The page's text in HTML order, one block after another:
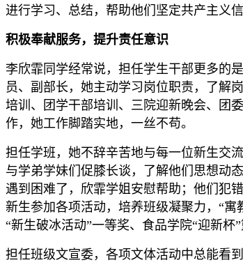
进行学习、总结，帮助他们坚定共产主义
积极奉献服务，提升责任意识
李欣霏同学经常说，担任学生干部更多的
员、副部长，她主动学习岗位职责，了解
培训、团学干部培训、三院迎新晚会、团
作，她工作脚踏实地，一丝不苟。
担任学班，她不辞辛苦地与每一位新生交
与学弟学妹们促膝长谈，了解他们思想动
遇到困难了，欣霏学姐安慰帮助；他们犯
新生参加各项活动，培养班级凝聚力，“
“新生破冰活动”一等奖、食品学院“迎新杯
担任班级文宣委，各项文体活动中总能看